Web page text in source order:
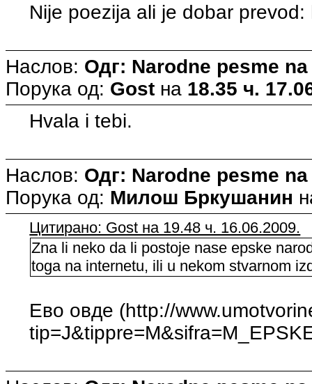
Nije poezija ali je dobar
Наслов: Одг: Narodne pesme
Порука од: Gost на 18.35 ч.
Hvala i tebi.
Наслов: Одг: Narodne pesme
Порука од: Милош Бркушанин
Цитирано: Gost на 19.48 ч. 16.06.2009.
Zna li neko da li postoje nase epske
toga na internetu, ili u nekom stvarnom
Ево овде (http://